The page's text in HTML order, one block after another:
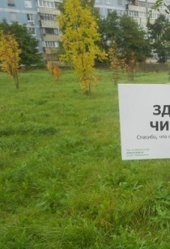
Перейти к основному содержанию